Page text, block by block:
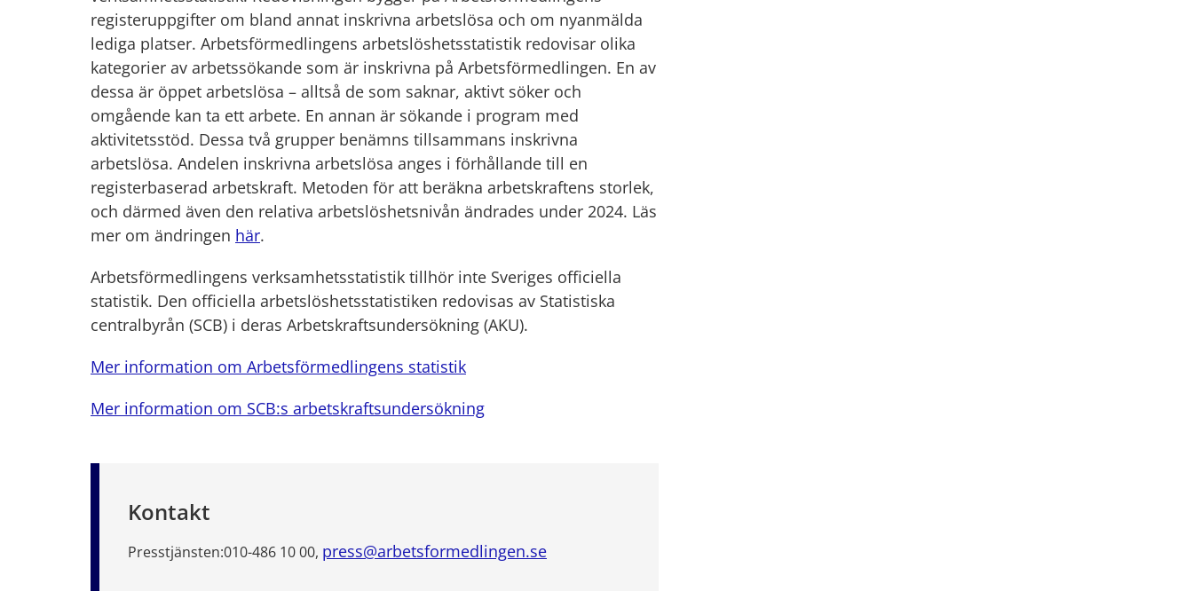
registeruppgifter om bland annat inskrivna arbetslösa och om nyanmälda
lediga platser. Arbetsförmedlingens arbetslöshetsstatistik redovisar olika
kategorier av arbetssökande som är inskrivna på Arbetsförmedlingen. En av
dessa är öppet arbetslösa – alltså de som saknar, aktivt söker och
omgående kan ta ett arbete. En annan är sökande i program med
aktivitetsstöd. Dessa två grupper benämns tillsammans inskrivna
arbetslösa. Andelen inskrivna arbetslösa anges i förhållande till en
registerbaserad arbetskraft. Metoden för att beräkna arbetskraftens storlek,
och därmed även den relativa arbetslöshetsnivån ändrades under 2024. Läs
mer om ändringen här.
Arbetsförmedlingens verksamhetsstatistik tillhör inte Sveriges officiella
statistik. Den officiella arbetslöshetsstatistiken redovisas av Statistiska
centralbyrån (SCB) i deras Arbetskraftsundersökning (AKU).
Mer information om Arbetsförmedlingens statistik
Mer information om SCB:s arbetskraftsundersökning
Kontakt
Presstjänsten:010-486 10 00, press@arbetsformedlingen.se